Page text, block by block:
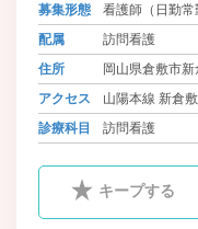
募集形態
看護師（日勤常
配属
訪問看護
住所
岡山県倉敷市新
アクセス
山陽本線 新倉
診療科目
訪問看護
キープする